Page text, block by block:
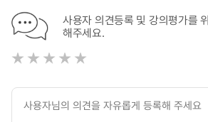
사용자 의견등록 및 강의평가를
해주세요.